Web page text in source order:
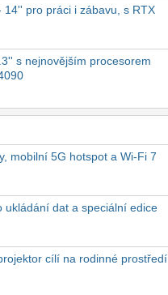
14'' pro práci i zábavu, s RTX
s nejnovějším procesorem
mobilní 5G hotspot a Wi-Fi 7
ukládání dat a speciální edice
cílí na rodinné prostředí